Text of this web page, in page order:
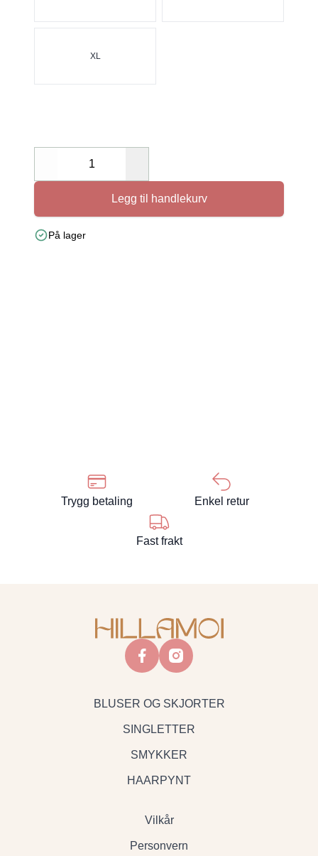
XL
Decrease
Legg til handlekurv
På lager
Trygg betaling Enkel retur
Fast frakt
facebookinstagram
BLUSER OG SKJORTER
SINGLETTER
SMYKKER
HAARPYNT
Vilkår
Personvern